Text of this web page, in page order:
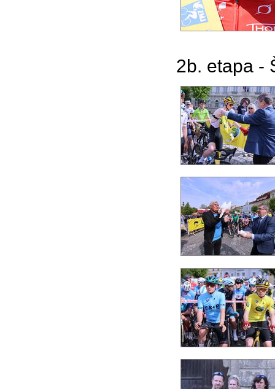
2b. etapa -